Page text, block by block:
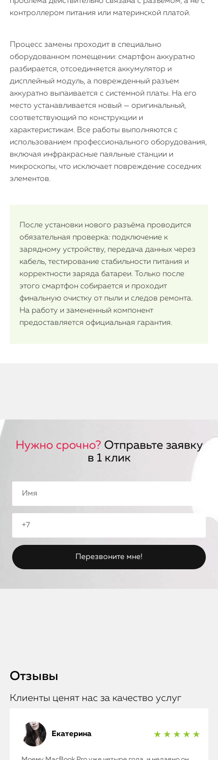
контроллером питания или материнской платой.
Процесс замены проходит в специально
оборудованном помещении: смартфон аккуратно
разбирается, отсоединяется аккумулятор и
дисплейный модуль, а поврежденный разъем
аккуратно выпаивается с системной платы. На его
место устанавливается новый — оригинальный,
соответствующий по конструкции и
характеристикам. Все работы выполняются с
использованием профессионального оборудования,
включая инфракрасные паяльные станции и
микроскопы, что исключает повреждение соседних
элементов.
После установки нового разъёма проводится
обязательная проверка: подключение к
зарядному устройству, передача данных через
кабель, тестирование стабильности питания и
корректности заряда батареи. Только после
этого смартфон собирается и проходит
финальную очистку от пыли и следов ремонта.
На работу и замененный компонент
предоставляется официальная гарантия.
Нужно срочно? Отправьте заявку
в 1 клик
Отзывы
Клиенты ценят нас за качество услуг
Екатерина ★ ★ ★ ★ ★